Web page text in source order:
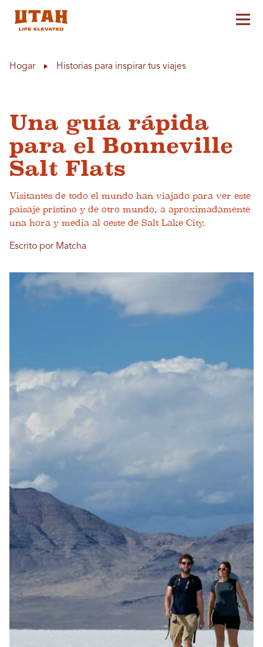
Hogar Historias para inspirar tus viajes
Una guía rápida
para el Bonneville
Salt Flats
Visitantes de todo el mundo han viajado para ver este
paisaje prístino y de otro mundo, a aproximadamente
una hora y media al oeste de Salt Lake City.
Escrito por Matcha